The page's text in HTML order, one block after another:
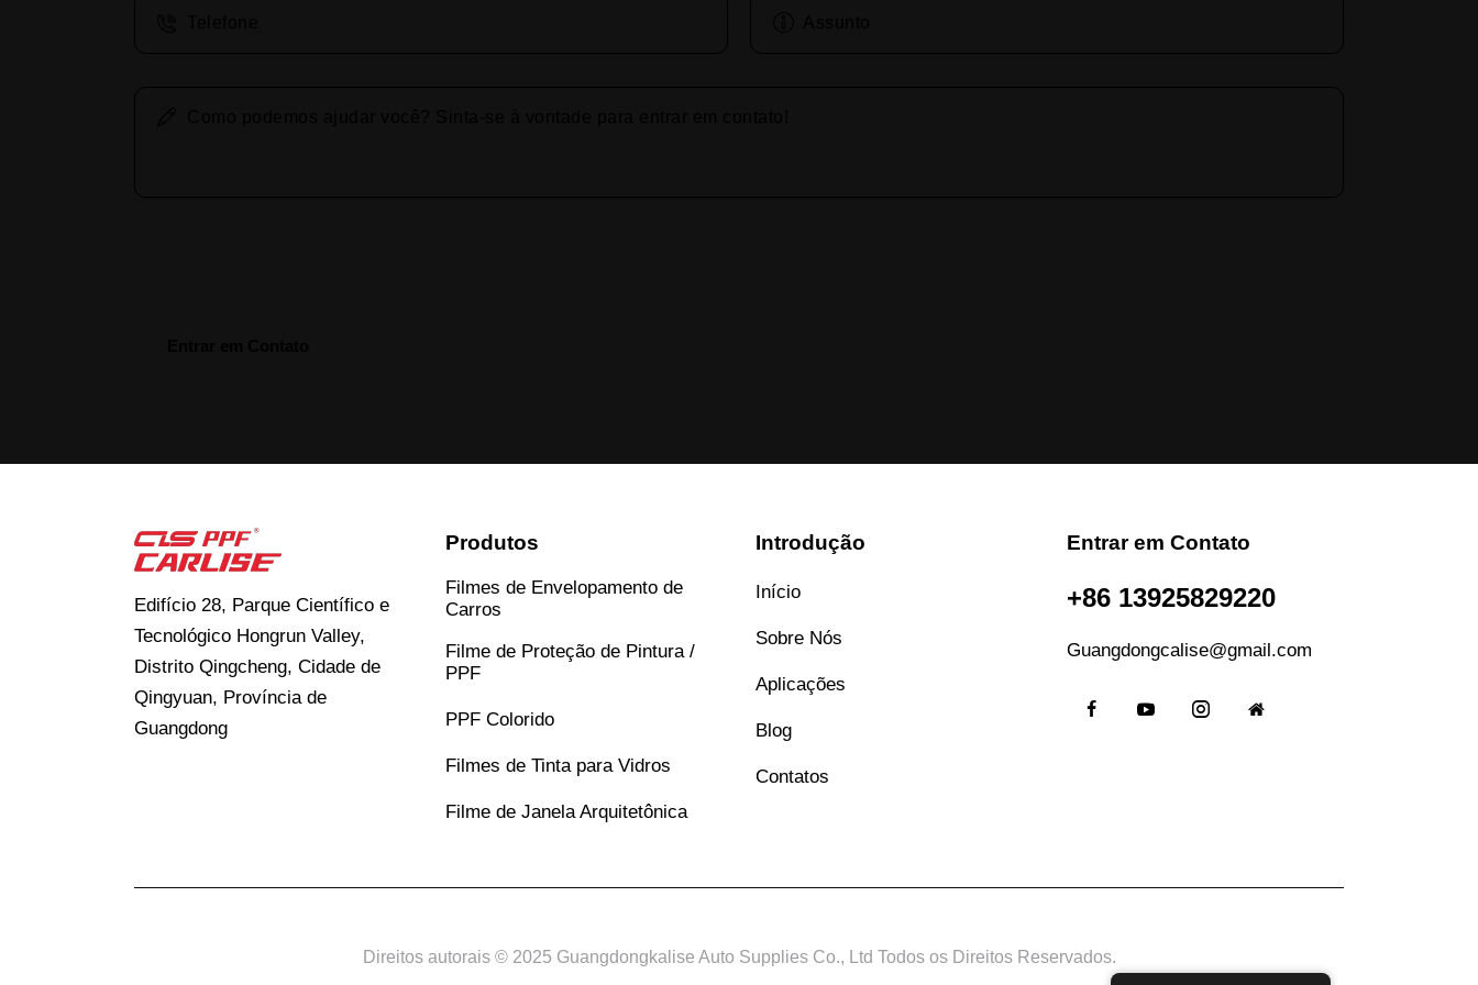
Edifício 28, Parque Científico e
Tecnológico Hongrun Valley,
Distrito Qingcheng, Cidade de
Qingyuan, Província de
Guangdong
Produtos
Filmes de Envelopamento de
Carros
Filme de Proteção de Pintura /
PPF
PPF Colorido
Filmes de Tinta para Vidros
Filme de Janela Arquitetônica
Introdução
Início
Sobre Nós
Aplicações
Blog
Contatos
Entrar em Contato
+86 13925829220
Guangdongcalise@gmail.com
Direitos autorais © 2025 Guangdongkalise Auto Supplies Co., Ltd Todos os Direitos Reservados.